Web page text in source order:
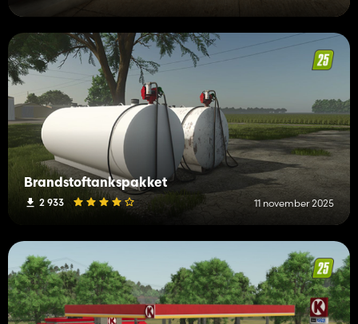
Brandstoftankspakket
2 933 11 november 2025